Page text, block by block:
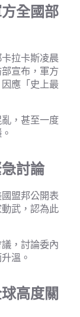
全國部
拉卡斯凌晨
宣布，軍方
應「史上最
，甚至一度
討論
盟邦公開表
武，認為此
，討論委內
溫。
高度關